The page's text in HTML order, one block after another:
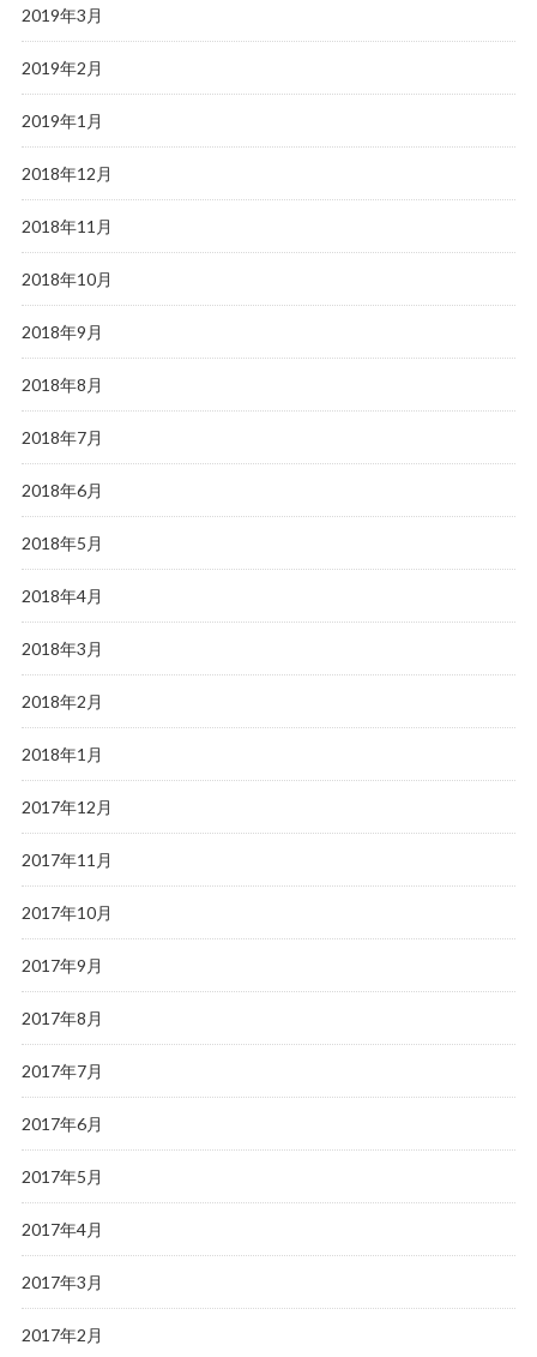
2019年3月
2019年2月
2019年1月
2018年12月
2018年11月
2018年10月
2018年9月
2018年8月
2018年7月
2018年6月
2018年5月
2018年4月
2018年3月
2018年2月
2018年1月
2017年12月
2017年11月
2017年10月
2017年9月
2017年8月
2017年7月
2017年6月
2017年5月
2017年4月
2017年3月
2017年2月